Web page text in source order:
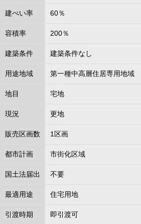
建ぺい率 60％
容積率 200％
建築条件 建築条件なし
用途地域 第一種中高層住居専用地域
地目 宅地
現況 更地
販売区画数 1区画
都市計画 市街化区域
国土法届出 不要
最適用途 住宅用地
引渡時期 即引渡可